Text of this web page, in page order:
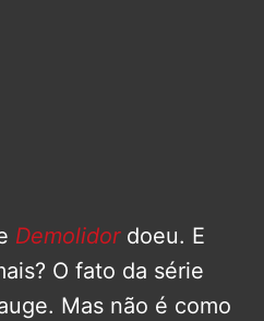
Demolidordoeu. E
O fato da série
Mas não é como